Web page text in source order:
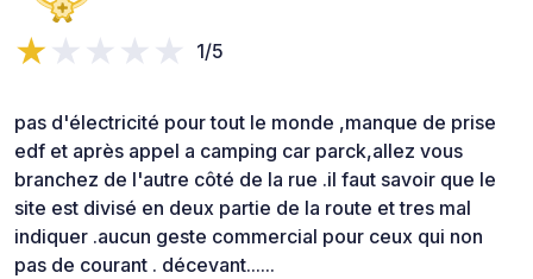
1/5
pas d'électricité pour tout le monde ,manque de prise
edf et après appel a camping car parck,allez vous
branchez de l'autre côté de la rue .il faut savoir que le
site est divisé en deux partie de la route et tres mal
indiquer .aucun geste commercial pour ceux qui non
pas de courant . décevant......